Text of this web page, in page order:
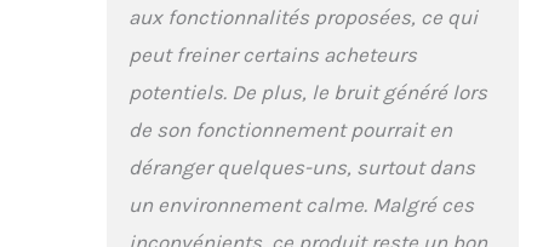
massage manuel
cibler chaque zone de la
jambe, idéales pour les
drainage lymphatique
et la pressothérapie
Pompe à Air Ultra-
silencieuse : L'appareil
aux fonctionnalités proposées, ce qui
peut freiner certains acheteurs
potentiels. De plus, le bruit généré lors
de son fonctionnement pourrait en
déranger quelques-uns, surtout dans
un environnement calme. Malgré ces
inconvénients, ce produit reste un bon